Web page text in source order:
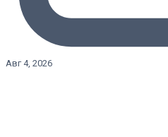
Авг 4, 2026